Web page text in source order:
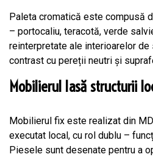
Paleta cromatică este compusă
– portocaliu, teracotă, verde
reinterpretate ale interioarelor
contrast cu pereții neutri și
Mobilierul lasă structurii
Mobilierul fix este realizat din
executat local, cu rol dublu –
Piesele sunt desenate pentru a